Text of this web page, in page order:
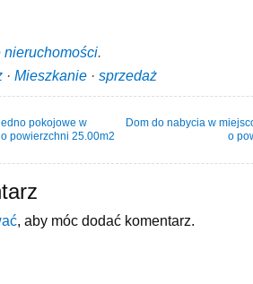
nieruchomości.
· Mieszkanie · sprzedaż
pokojowe w
powierzchni 25.00m2
Dom do nabycia w
o
, aby móc dodać komentarz.